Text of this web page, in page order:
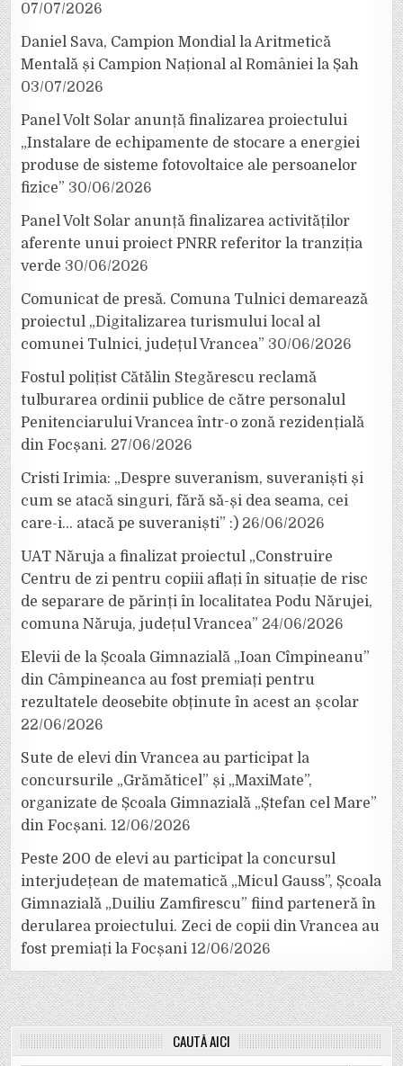
07/07/2026
Daniel Sava, Campion Mondial la Aritmetică
Mentală și Campion Național al României la Șah
03/07/2026
Panel Volt Solar anunță finalizarea proiectului
„Instalare de echipamente de stocare a energiei
produse de sisteme fotovoltaice ale persoanelor
fizice” 30/06/2026
Panel Volt Solar anunță finalizarea activităților
aferente unui proiect PNRR referitor la tranziția
verde 30/06/2026
Comunicat de presă. Comuna Tulnici demarează
proiectul „Digitalizarea turismului local al
comunei Tulnici, județul Vrancea” 30/06/2026
Fostul polițist Cătălin Stegărescu reclamă
tulburarea ordinii publice de către personalul
Penitenciarului Vrancea într-o zonă rezidențială
din Focșani. 27/06/2026
Cristi Irimia: „Despre suveranism, suveraniști și
cum se atacă singuri, fără să-și dea seama, cei
care-i… atacă pe suveraniști” :) 26/06/2026
UAT Năruja a finalizat proiectul „Construire
Centru de zi pentru copiii aflați în situație de risc
de separare de părinți în localitatea Podu Nărujei,
comuna Năruja, județul Vrancea” 24/06/2026
Elevii de la Școala Gimnazială „Ioan Cîmpineanu”
din Câmpineanca au fost premiați pentru
rezultatele deosebite obținute în acest an școlar
22/06/2026
Sute de elevi din Vrancea au participat la
concursurile „Grămăticel” și „MaxiMate”,
organizate de Școala Gimnazială „Ștefan cel Mare”
din Focșani. 12/06/2026
Peste 200 de elevi au participat la concursul
interjudețean de matematică „Micul Gauss”, Școala
Gimnazială „Duiliu Zamfirescu” fiind parteneră în
derularea proiectului. Zeci de copii din Vrancea au
fost premiați la Focșani 12/06/2026
CAUTĂ AICI